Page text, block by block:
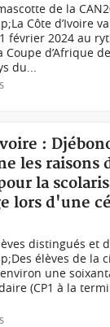
de la
Côte d’Ivoire
février 2024 au
d’Afrique
du...
:
les raisons
la
lors d'une
distingués et
élèves de la
une
(CP1 à la